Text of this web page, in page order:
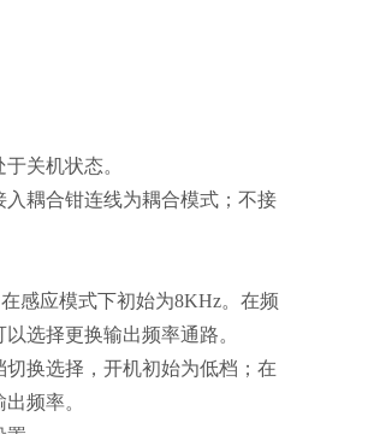
关机状态。
耦合钳连线为耦合模式；不接
感应模式下初始为8KHz。在频
选择更换输出频率通路。
换选择，开机初始为低档；在
频率。